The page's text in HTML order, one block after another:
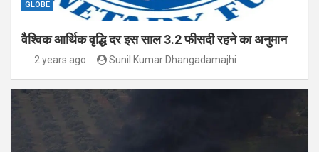
GLOBE
वैश्विक आर्थिक वृद्धि दर इस साल 3.2 फीसदी रहने का अनुमान
2 years ago Sunil Kumar Dhangadamajhi